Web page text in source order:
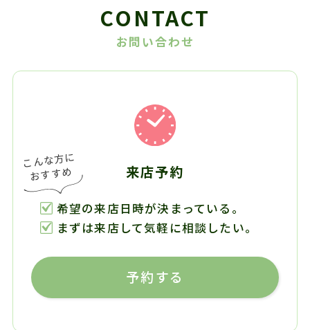
CONTACT
お問い合わせ
来店予約
希望の来店日時が決まっている。
まずは来店して気軽に相談したい。
予約する